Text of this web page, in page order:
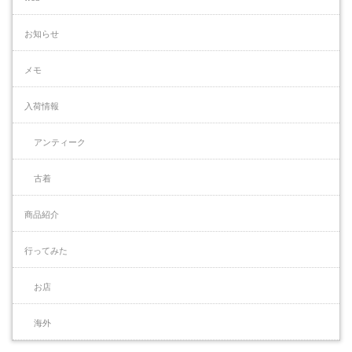
お知らせ
メモ
入荷情報
アンティーク
古着
商品紹介
行ってみた
お店
海外